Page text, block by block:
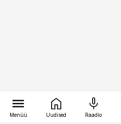
Menüü Uudised Raadio